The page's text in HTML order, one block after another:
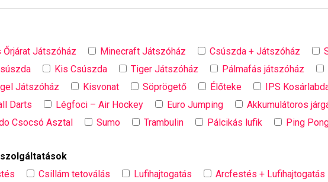
Őrjárat Játszóház
Minecraft Játszóház Csúszda + Játszóház
Kis Csúszda Tiger Játszóház Pálmafás játszóház
Játszóház
Kisvonat Söprögető Élőteke IPS
Darts
Légfoci – Air Hockey Euro Jumping Akkumulátoros
Csocsó Asztal
Sumo Trambulin Pálcikás lufik Ping
Csillám tetoválás Lufihajtogatás Arcfestés + Lufihajtogatás